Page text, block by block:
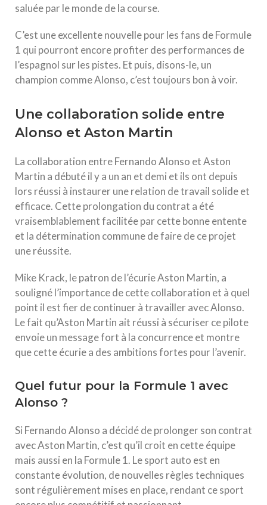
saluée par le monde de la course.
C’est une excellente nouvelle pour les fans de Formule
1 qui pourront encore profiter des performances de
l’espagnol sur les pistes. Et puis, disons-le, un
champion comme Alonso, c’est toujours bon à voir.
Une collaboration solide entre
Alonso et Aston Martin
La collaboration entre Fernando Alonso et Aston
Martin a débuté il y a un an et demi et ils ont depuis
lors réussi à instaurer une relation de travail solide et
efficace. Cette prolongation du contrat a été
vraisemblablement facilitée par cette bonne entente
et la détermination commune de faire de ce projet
une réussite.
Mike Krack, le patron de l’écurie Aston Martin, a
souligné l’importance de cette collaboration et à quel
point il est fier de continuer à travailler avec Alonso.
Le fait qu’Aston Martin ait réussi à sécuriser ce pilote
envoie un message fort à la concurrence et montre
que cette écurie a des ambitions fortes pour l’avenir.
Quel futur pour la Formule 1 avec
Alonso ?
Si Fernando Alonso a décidé de prolonger son contrat
avec Aston Martin, c’est qu’il croit en cette équipe
mais aussi en la Formule 1. Le sport auto est en
constante évolution, de nouvelles règles techniques
sont régulièrement mises en place, rendant ce sport